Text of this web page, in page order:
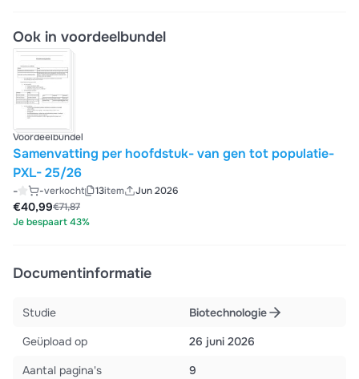
Ook in voordeelbundel
Voordeelbundel
Samenvatting per hoofdstuk- van gen tot populatie-
PXL- 25/26
- -verkocht 13item
Jun 2026
€71,87
€40,99
Je bespaart 43%
Documentinformatie
Studie
Biotechnologie
Geüpload op
26 juni 2026
Aantal pagina's
9